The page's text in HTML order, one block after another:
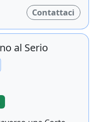
Contattaci
al Serio